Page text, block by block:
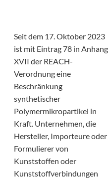
Seit dem 17. Oktober 2023
ist mit Eintrag 78 in Anhang
XVII der REACH-
Verordnung eine
Beschränkung
synthetischer
Polymermikropartikel in
Kraft. Unternehmen, die
Hersteller, Importeure oder
Formulierer von
Kunststoffen oder
Kunststoffverbindungen